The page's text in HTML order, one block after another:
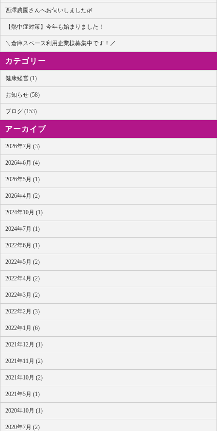
西澤農園さんへお伺いしました🌿
【熱中症対策】今年も始まりました！
＼倉庫スペース利用企業様募集中です！／
カテゴリー
健康経営 (1)
お知らせ (58)
ブログ (153)
アーカイブ
2026年7月 (3)
2026年6月 (4)
2026年5月 (1)
2026年4月 (2)
2024年10月 (1)
2024年7月 (1)
2022年6月 (1)
2022年5月 (2)
2022年4月 (2)
2022年3月 (2)
2022年2月 (3)
2022年1月 (6)
2021年12月 (1)
2021年11月 (2)
2021年10月 (2)
2021年5月 (1)
2020年10月 (1)
2020年7月 (2)